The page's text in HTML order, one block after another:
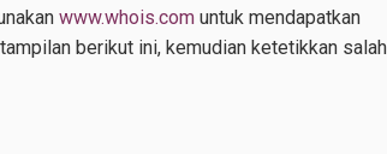
www.whois.com untuk mendapatkan
berikut ini, kemudian ketetikkan